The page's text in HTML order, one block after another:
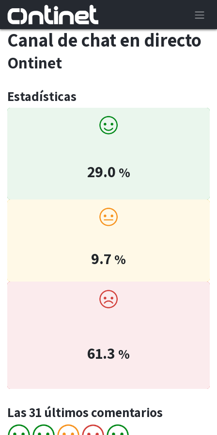
Canal de chat en directo
Ontinet
Estadísticas
29.0 %
9.7 %
61.3 %
Las 31 últimos comentarios